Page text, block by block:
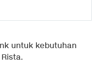
untuk kebutuhan